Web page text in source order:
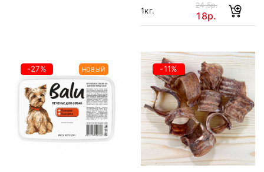
1кг.
24.5р.
18р.
-27% НОВЫЙ -11%